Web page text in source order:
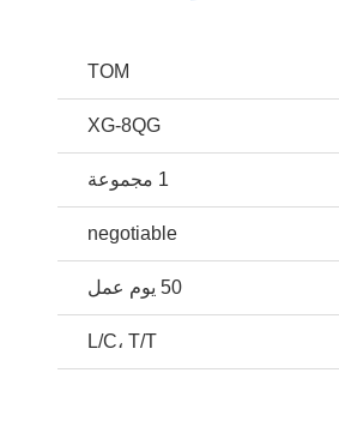
TOM
XG-8QG
1 مجموعة
negotiable
50 يوم عمل
L/C، T/T